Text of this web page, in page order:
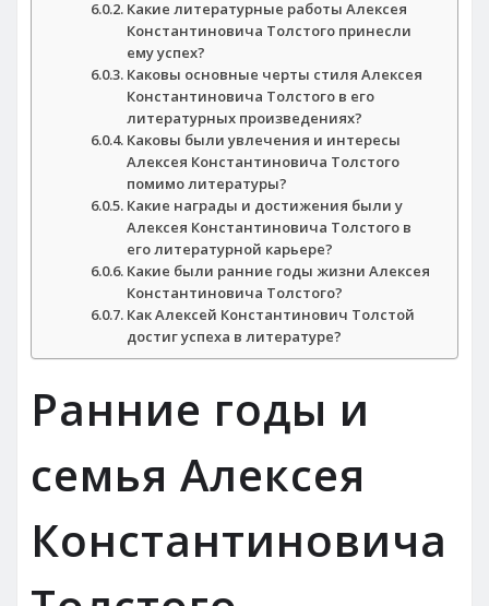
Какие литературные работы Алексея
Константиновича Толстого принесли
ему успех?
Каковы основные черты стиля Алексея
Константиновича Толстого в его
литературных произведениях?
Каковы были увлечения и интересы
Алексея Константиновича Толстого
помимо литературы?
Какие награды и достижения были у
Алексея Константиновича Толстого в
его литературной карьере?
Какие были ранние годы жизни Алексея
Константиновича Толстого?
Как Алексей Константинович Толстой
достиг успеха в литературе?
Ранние годы и
семья Алексея
Константиновича